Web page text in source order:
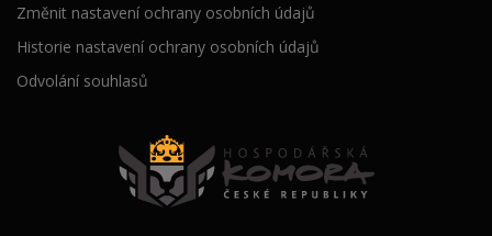
Změnit nastavení ochrany osobních údajů
Historie nastavení ochrany osobních údajů
Odvolání souhlasů